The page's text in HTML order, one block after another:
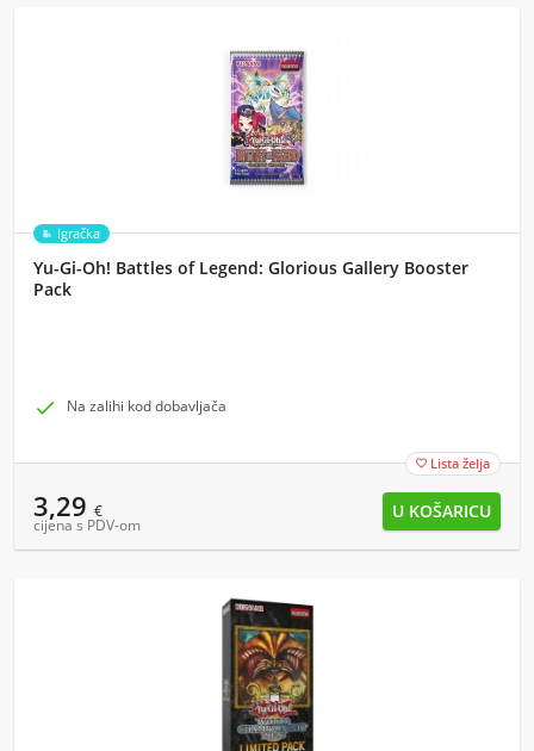
Igračka
Yu-Gi-Oh! Battles of Legend: Glorious Gallery Booster
Pack
 Na zalihi kod dobavljača
 Lista želja
3,29 €
cijena s PDV-om